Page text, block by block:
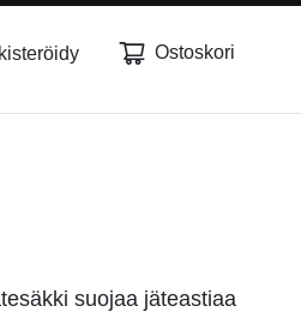
Ostoskori
suojaa jäteastiaa